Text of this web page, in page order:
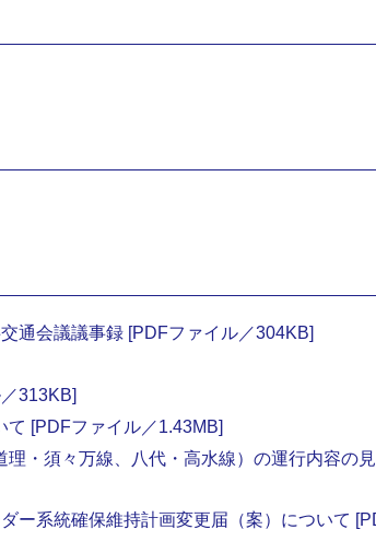
通会議議事録 [PDFファイル／304KB]
313KB]
て [PDFファイル／1.43MB]
理・須々万線、八代・高水線）の運行内容の
ー系統確保維持計画変更届（案）について